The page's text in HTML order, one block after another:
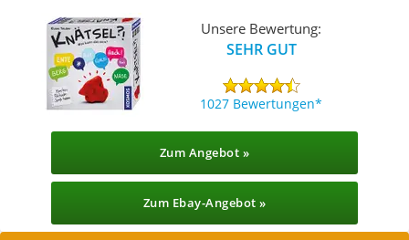
Unsere Bewertung:
SEHR GUT
1027 Bewertungen
Zum Angebot »
Zum Ebay-Angebot »